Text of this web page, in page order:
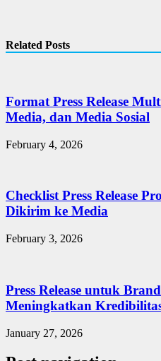
Related Posts
Format Press Release
Media, dan Media Sosial
February 4, 2026
Checklist Press Release
Dikirim ke Media
February 3, 2026
Press Release untuk
Meningkatkan
January 27, 2026